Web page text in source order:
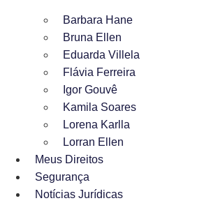
Barbara Hane
Bruna Ellen
Eduarda Villela
Flávia Ferreira
Igor Gouvê
Kamila Soares
Lorena Karlla
Lorran Ellen
Meus Direitos
Segurança
Notícias Jurídicas